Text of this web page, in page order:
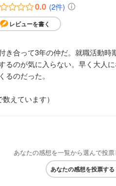
0.0 (2件)
レビューを書く
合って3年の仲だ。就職活動
るのが気に入らない。早く大人
のだった。
えています）
あなたの感想を一覧から選んで投票
あなたの感想を投票する